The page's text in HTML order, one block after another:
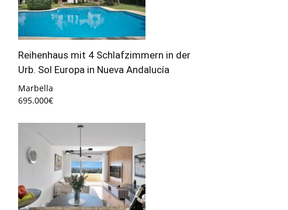
Reihenhaus mit 4 Schlafzimmern in der
Urb. Sol Europa in Nueva Andalucía
Marbella
695.000€